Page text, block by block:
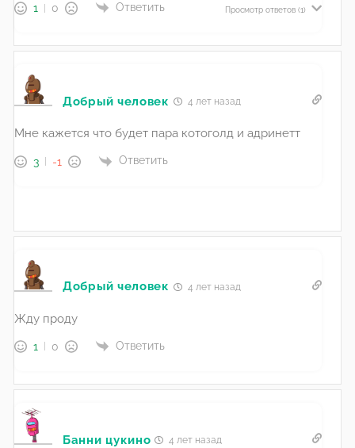
1 0 Ответить Просмотр ответов (1)
Добрый человек 4 лет назад
Мне кажется что будет пара котоголд и адринетт
3 -1 Ответить
Добрый человек 4 лет назад
Жду проду
1 0 Ответить
Банни цукино 4 лет назад